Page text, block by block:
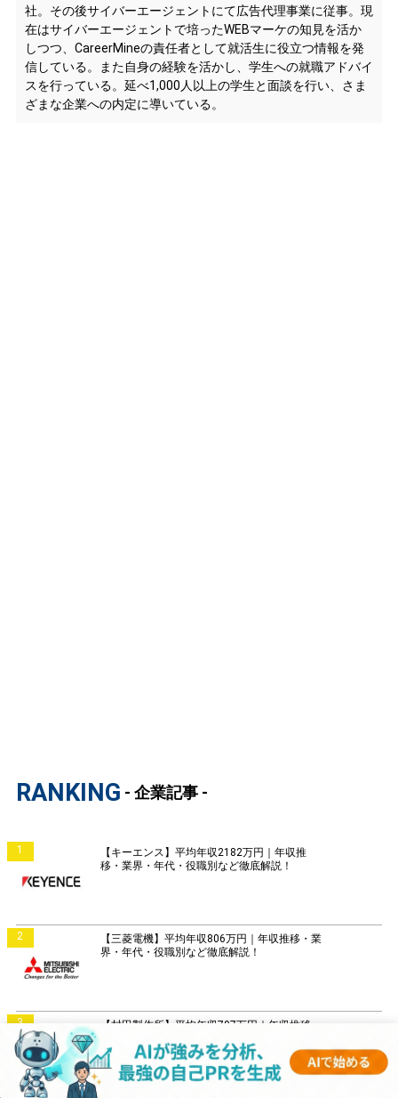
社。その後サイバーエージェントにて広告代理事業に従事。現
在はサイバーエージェントで培ったWEBマーケの知見を活か
しつつ、CareerMineの責任者として就活生に役立つ情報を発
信している。また自身の経験を活かし、学生への就職アドバイ
スを行っている。延べ1,000人以上の学生と面談を行い、さま
ざまな企業への内定に導いている。
RANKING - 企業記事 -
1
【キーエンス】平均年収2182万円｜年収推
移・業界・年代・役職別など徹底解説！
2
【三菱電機】平均年収806万円｜年収推移・業
界・年代・役職別など徹底解説！
3
【村田製作所】平均年収797万円｜年収推移・